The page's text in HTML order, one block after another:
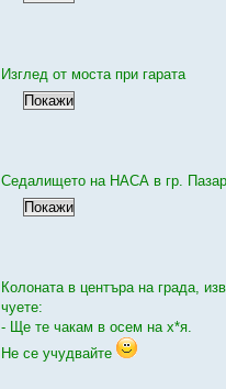
Изглед от моста при гарата
Седалището на НАСА в гр.
Колоната в центъра на града,
чуете:
- Ще те чакам в осем на х*я.
Не се учудвайте